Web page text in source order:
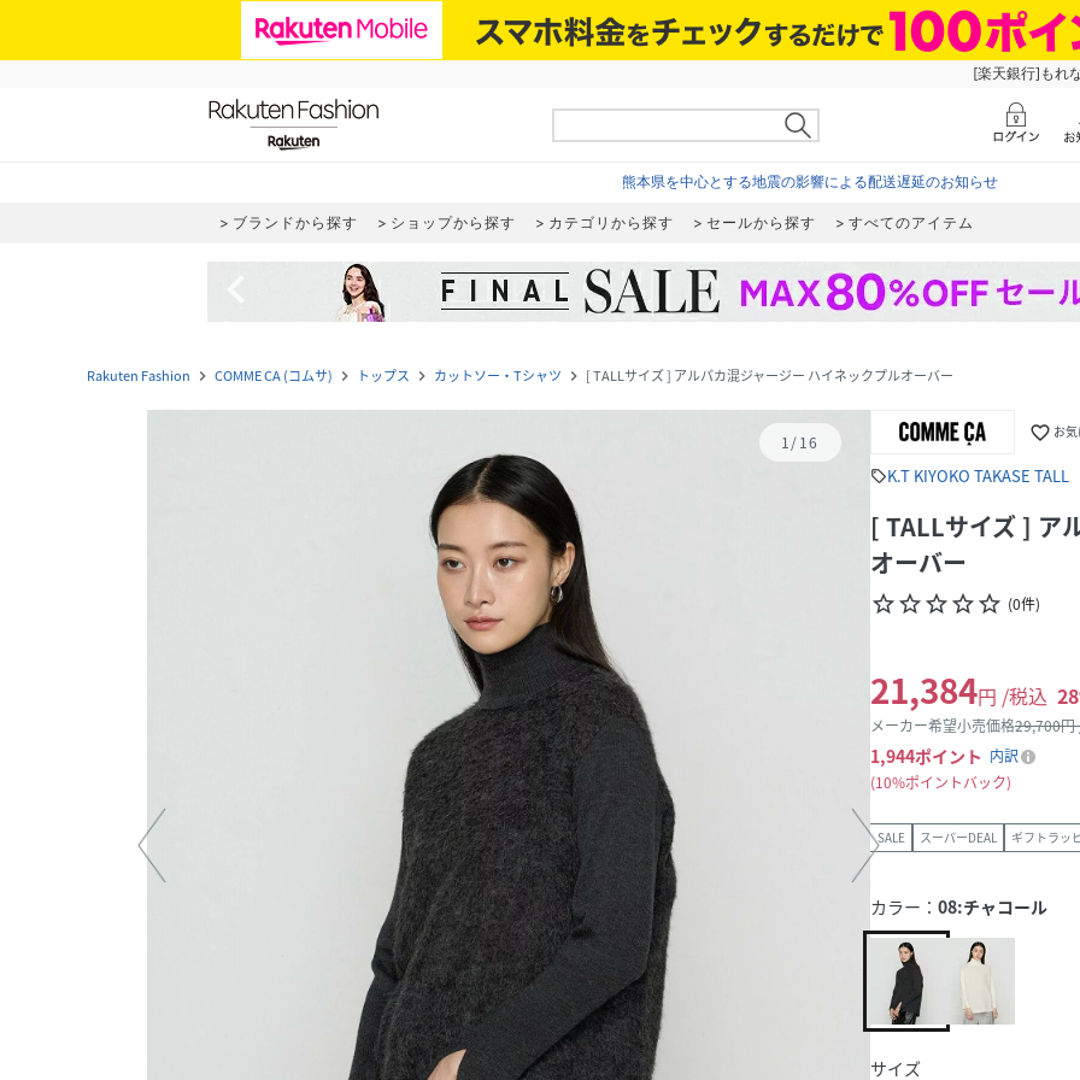
[楽天銀行]もれ
熊本県を中心とする地震の影響による配送遅延のお知らせ
ブランドから探す ショップから探す カテゴリから探す セールから探す すべてのアイテム
Rakuten Fashion navigate_next COMME CA (コムサ) navigate_next トップス navigate_next カットソー・Tシャツ navigate_next [ TALLサイズ ] アルパカ混ジャージー ハイネックプルオーバー
1/16 favorite_border お
sellK.T KIYOKO TAKASE TALL
[ TALLサイズ ] ア
オーバー
star_borderstar_borderstar_borderstar_borderstar_border (0件)
21,384円 /税込 28
メーカー希望小売価格29,700円
1,944ポイント 内訳
10%ポイントバック
SALE スーパーDEAL ギフトラッ
カラー： 08:チャコール
サイズ